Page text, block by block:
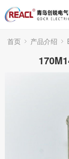
首页 产品介绍